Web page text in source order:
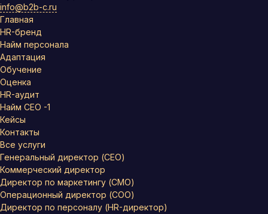
info@b2b-c.ru
Главная
HR-бренд
Найм персонала
Адаптация
Обучение
Оценка
HR-аудит
Найм СЕО -1
Кейсы
Контакты
Все услуги
Генеральный директор (CEO)
Коммерческий директор
Директор по маркетингу (CMO)
Операционный директор (COO)
Директор по персоналу (HR-директор)